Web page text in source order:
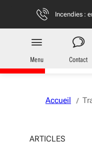
Vous naviguez en mode
Incendies :
en
Menu Contact
Accueil
ARTICLES